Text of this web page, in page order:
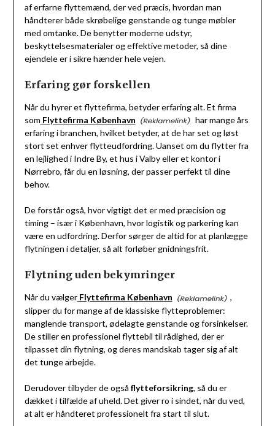
af erfarne flyttemænd, der ved præcis, hvordan man
håndterer både skrøbelige genstande og tunge møbler
med omtanke. De benytter moderne udstyr,
beskyttelsesmaterialer og effektive metoder, så dine
ejendele er i sikre hænder hele vejen.
Erfaring gør forskellen
Når du hyrer et flyttefirma, betyder erfaring alt. Et firma
som Flyttefirma København
har mange års
erfaring i branchen, hvilket betyder, at de har set og løst
stort set enhver flytteudfordring. Uanset om du flytter fra
en lejlighed i Indre By, et hus i Valby eller et kontor i
Nørrebro, får du en løsning, der passer perfekt til dine
behov.
De forstår også, hvor vigtigt det er med præcision og
timing – især i København, hvor logistik og parkering kan
være en udfordring. Derfor sørger de altid for at planlægge
flytningen i detaljer, så alt forløber gnidningsfrit.
Flytning uden bekymringer
Når du vælger Flyttefirma København
,
slipper du for mange af de klassiske flytteproblemer:
manglende transport, ødelagte genstande og forsinkelser.
De stiller en professionel flyttebil til rådighed, der er
tilpasset din flytning, og deres mandskab tager sig af alt
det tunge arbejde.
Derudover tilbyder de også flytteforsikring, så du er
dækket i tilfælde af uheld. Det giver ro i sindet, når du ved,
at alt er håndteret professionelt fra start til slut.